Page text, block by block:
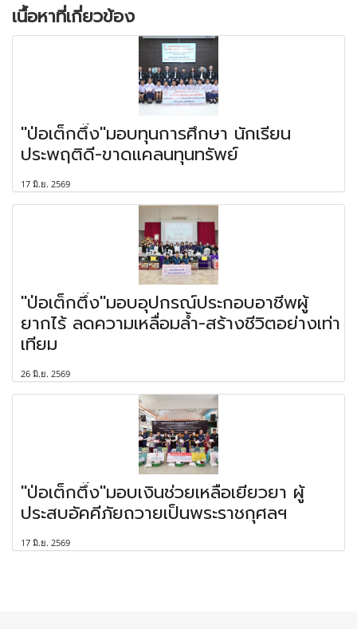
เนื้อหาที่เกี่ยวข้อง
"ป่อเต็กตึ๊ง"มอบทุนการศึกษา นักเรียน
ประพฤติดี-ขาดแคลนทุนทรัพย์
17 มิ.ย. 2569
"ป่อเต็กตึ๊ง"มอบอุปกรณ์ประกอบอาชีพผู้
ยากไร้ ลดความเหลื่อมล้ำ-สร้างชีวิตอย่างเท่า
เทียม
26 มิ.ย. 2569
"ป่อเต็กตึ๊ง"มอบเงินช่วยเหลือเยียวยา ผู้
ประสบอัคคีภัยถวายเป็นพระราชกุศลฯ
17 มิ.ย. 2569